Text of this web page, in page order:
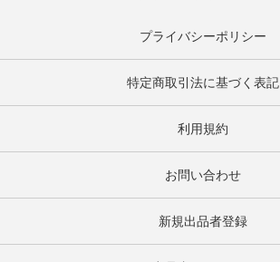
プライバシーポリシー
特定商取引法に基づく表記
利用規約
お問い合わせ
新規出品者登録